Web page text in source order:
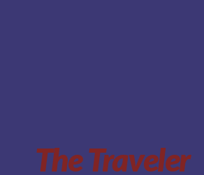
The Traveler